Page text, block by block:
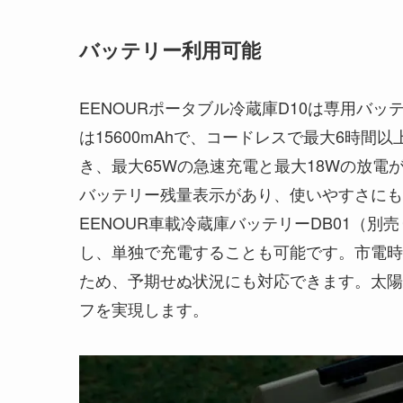
バッテリー利用可能
EENOURポータブル冷蔵庫D10は専用バッ
は15600mAhで、コードレスで最大6時間
き、最大65Wの急速充電と最大18Wの放電
バッテリー残量表示があり、使いやすさに
EENOUR車載冷蔵庫バッテリーDB01（別
し、単独で充電することも可能です。市電
ため、予期せぬ状況にも対応できます。太
フを実現します。